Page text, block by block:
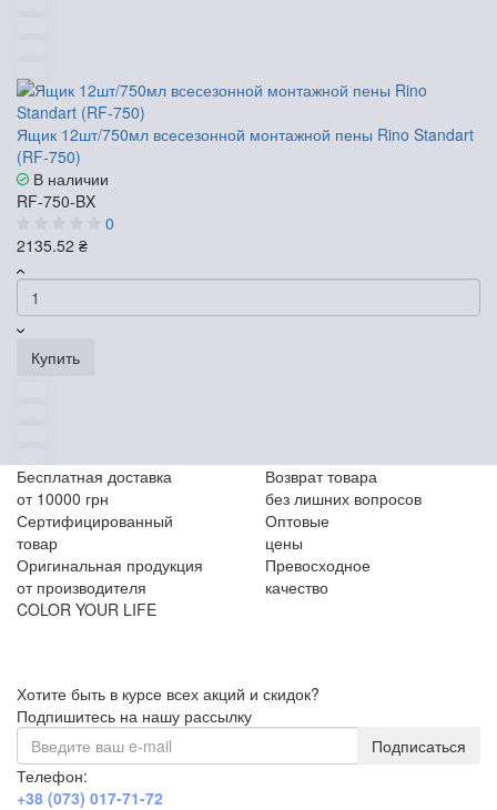
Ящик 12шт/750мл всесезонной монтажной пены Rino Standart
(RF-750)
В наличии
RF-750-BX
0
2135.52 ₴
Купить
Бесплатная доставка
от 10000 грн
Возврат товара
без лишних вопросов
Сертифицированный
товар
Оптовые
цены
Оригинальная продукция
от производителя
Превосходное
качество
COLOR YOUR LIFE
Хотите быть в курсе всех акций и скидок?
Подпишитесь на нашу рассылку
Подписаться
Телефон:
+38 (073) 017-71-72